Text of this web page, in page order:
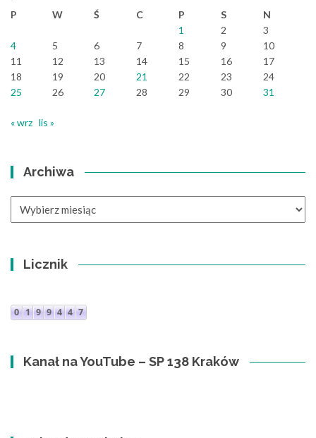
P
W Ś C P S
N
1
2
3
4
5 6 7 8 9
10
11
12 13 14 15 16
17
18
19 20 21 22 23
24
25
26 27 28 29 30 31
« wrz lis »
Archiwa
Licznik
Kanał na YouTube – SP 138 Kraków